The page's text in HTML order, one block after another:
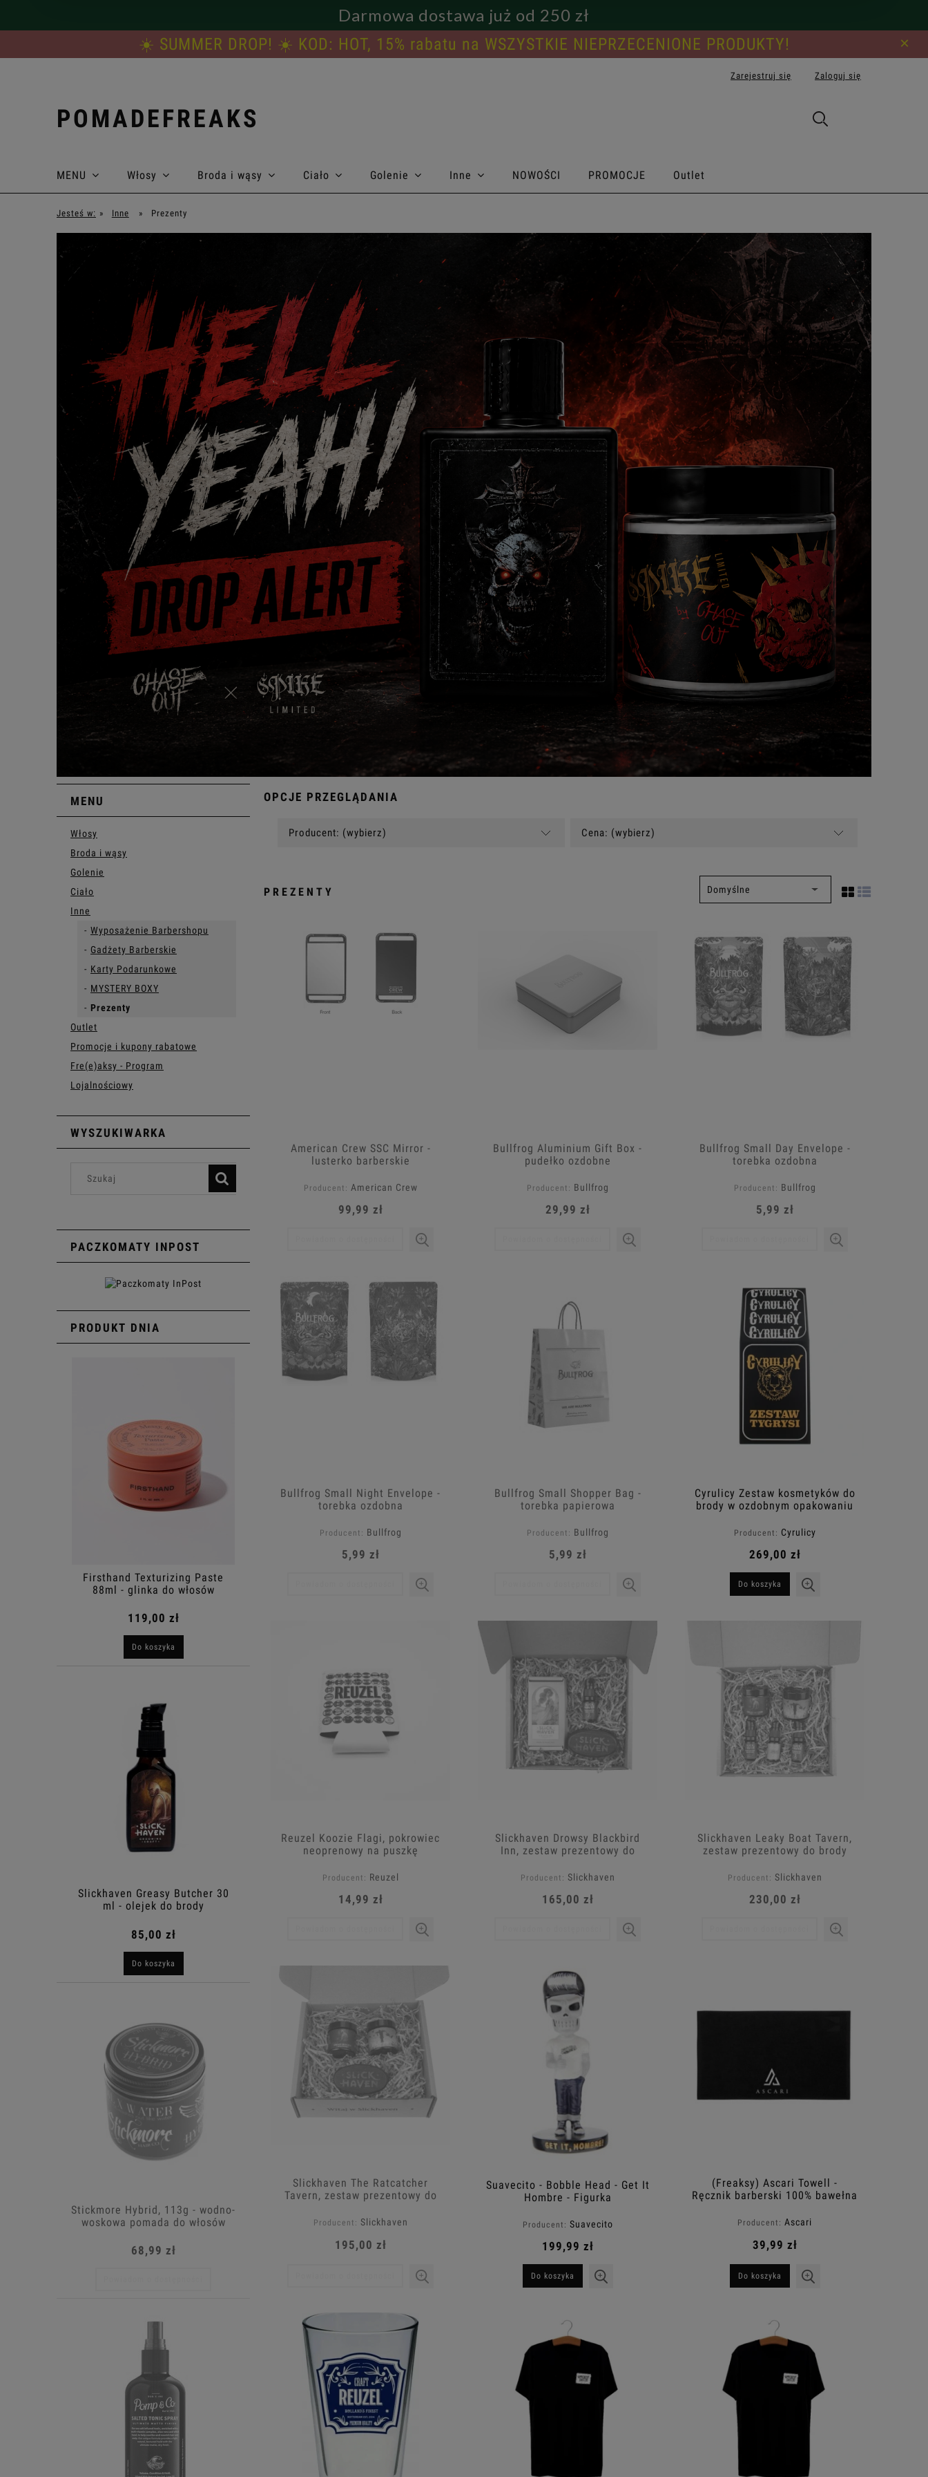
Darmowa dostawa już od 250 zł
☀️ SUMMER DROP! ☀️ KOD: HOT, 15% rabatu na WSZYSTKIE NIEPRZECENIONE PRODUKTY! ×
Zarejestruj się Zaloguj się
POMADEFREAKS
MENU Włosy Broda i wąsy Ciało Golenie Inne NOWOŚCI PROMOCJE Outlet
Promocje i kupony rabatowe
Jesteś w: » Inne » Prezenty
MENU
Włosy
Broda i wąsy
Golenie
Ciało
Inne
Wyposażenie Barbershopu
Gadżety Barberskie
Karty Podarunkowe
MYSTERY BOXY
Prezenty
Outlet
Promocje i kupony rabatowe
Fre(e)aksy - Program
Lojalnościowy
WYSZUKIWARKA
PACZKOMATY INPOST
PRODUKT DNIA
Firsthand Texturizing Paste
88ml - glinka do włosów
119,00 zł
Do koszyka
Slickhaven Greasy Butcher 30
ml - olejek do brody
85,00 zł
Do koszyka
Stickmore Hybrid, 113g - wodno-
woskowa pomada do włosów
68,99 zł
OPCJE PRZEGLĄDANIA
Producent: (wybierz) Cena: (wybierz)
PREZENTY
American Crew SSC Mirror -
lusterko barberskie
Producent: American Crew
99,99 zł
Bullfrog Aluminium Gift Box -
pudełko ozdobne
Producent: Bullfrog
29,99 zł
Bullfrog Small Day Envelope -
torebka ozdobna
Producent: Bullfrog
5,99 zł
Bullfrog Small Night Envelope -
torebka ozdobna
Producent: Bullfrog
5,99 zł
Bullfrog Small Shopper Bag -
torebka papierowa
Producent: Bullfrog
5,99 zł
Cyrulicy Zestaw kosmetyków do
brody w ozdobnym opakowaniu
Producent: Cyrulicy
269,00 zł
Do koszyka
Reuzel Koozie Flagi, pokrowiec
neoprenowy na puszkę
Producent: Reuzel
14,99 zł
Slickhaven Drowsy Blackbird
Inn, zestaw prezentowy do
Producent: Slickhaven
165,00 zł
Slickhaven Leaky Boat Tavern,
zestaw prezentowy do brody
Producent: Slickhaven
230,00 zł
Slickhaven The Ratcatcher
Tavern, zestaw prezentowy do
Producent: Slickhaven
195,00 zł
Suavecito - Bobble Head - Get It
Hombre - Figurka
Producent: Suavecito
199,99 zł
Do koszyka
(Freaksy) Ascari Towell -
Ręcznik barberski 100% bawełna
Producent: Ascari
39,99 zł
Do koszyka